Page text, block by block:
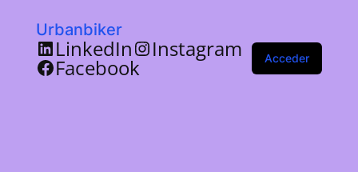
Urbanbiker
LinkedIn Instagram
Facebook Acceder